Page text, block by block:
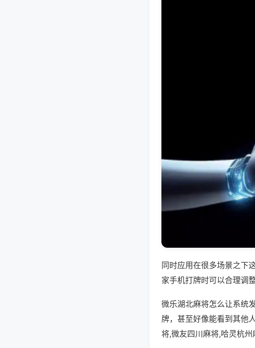
同时应用在很多场景之下
家手机打牌时可以合理调
微乐湖北麻将怎么让系统
牌，甚至好像能看到其他
将,微友四川麻将,哈灵杭州